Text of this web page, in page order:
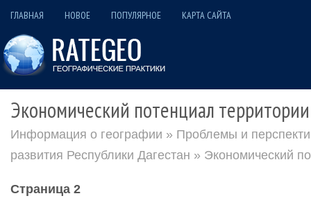
ГЛАВНАЯ НОВОЕ ПОПУЛЯРНОЕ КАРТА САЙТА
Экономический потенциал территории
Информация о географии » Проблемы и
развития Республики Дагестан » Экономический
Страница 2